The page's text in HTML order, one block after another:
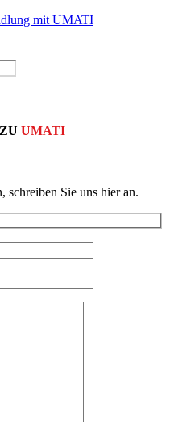
mit UMATI
UMATI
schreiben Sie uns hier an.